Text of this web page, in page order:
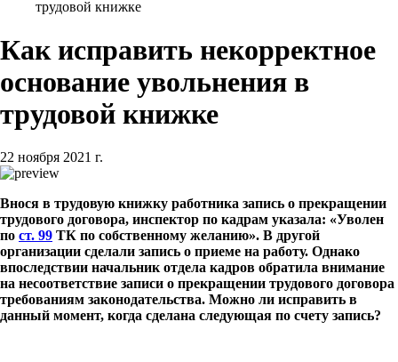
трудовой книжке
Как исправить некорректное
основание увольнения в
трудовой книжке
22 ноября 2021 г.
Внося в трудовую книжку работника запись о прекращении
трудового договора, инспектор по кадрам указала: «Уволен
по ст. 99 ТК по собственному желанию». В другой
организации сделали запись о приеме на работу. Однако
впоследствии начальник отдела кадров обратила внимание
на несоответствие записи о прекращении трудового договора
требованиям законодательства. Можно ли исправить в
данный момент, когда сделана следующая по счету запись?